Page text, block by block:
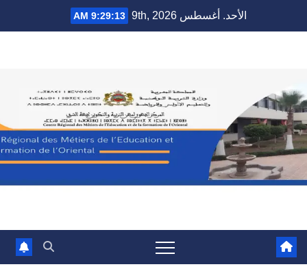
to
الأحد. أغسطس 9th, 2026 9:29:14 AM